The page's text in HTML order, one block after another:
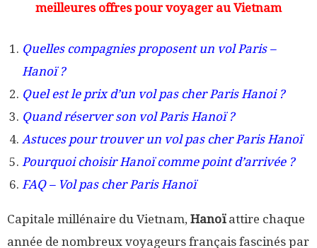
meilleures offres pour voyager au Vietnam
Quelles compagnies proposent un vol Paris –
Hanoï ?
Quel est le prix d’un vol pas cher Paris Hanoi ?
Quand réserver son vol Paris Hanoï ?
Astuces pour trouver un vol pas cher Paris Hanoï
Pourquoi choisir Hanoï comme point d’arrivée ?
FAQ – Vol pas cher Paris Hanoï
Capitale millénaire du Vietnam, Hanoïattire chaque
année de nombreux voyageurs français fascinés par